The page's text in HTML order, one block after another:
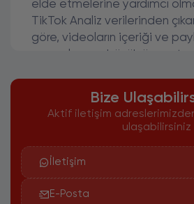
elde etmelerine yardımcı
TikTok Analiz verilerinden
göre, videoların içeriği ve
zamanlaması büyük önem
TikTok Kullanıcı
Davranış Analizi
TikTok, son yılların en
platformlarından biri haline
Kullanıcılar burada kısa
fenomen haline gelebilmekte
kitlelere ulaşabilmektedir. Bir
Bize
Aktif iletişim
ulaşabilirsiniz
İletişim
E-Posta